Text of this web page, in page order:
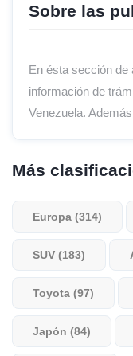
Sobre las
En ésta sección de
información de
Venezuela.
Más
Europa (314)
SUV (183)
Toyota (97)
Japón (84)